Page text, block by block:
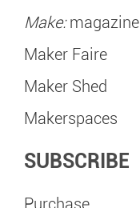
Make:magazine
Maker Faire
Maker Shed
Makerspaces
SUBSCRIBE
Purchase